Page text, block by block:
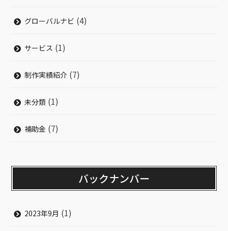
グローバルナビ (4)
サービス (1)
制作実績紹介 (7)
未分類 (1)
補助金 (7)
バックナンバー
2023年9月 (1)